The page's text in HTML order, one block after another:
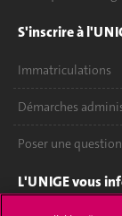
S'inscrire à
Immatriculations
Démarches
Poser une question
L'UNIGE vous